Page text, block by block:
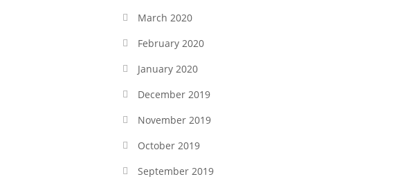
March 2020
February 2020
January 2020
December 2019
November 2019
October 2019
September 2019